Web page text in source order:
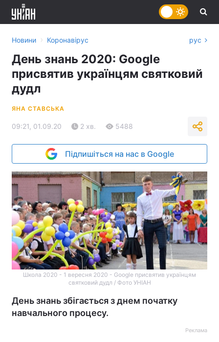
Новини › Коронавірус рус
День знань 2020: Google
присвятив українцям святковий
дудл
ЯНА СТАВСЬКА
09:21, 01.09.20 2 хв. 5488
Підпишіться на нас в Google
Школа 2020 - 1 вересня 2020 - Google присвятив українцям
святковий дудл / Фото УНІАН
День знань збігається з днем початку
навчального процесу.
Реклама